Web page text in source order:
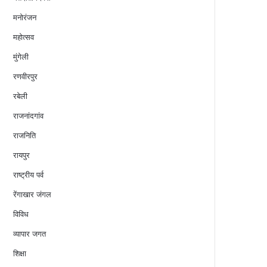
मनोरंजन
महोत्सव
मुंगेली
रणवीरपुर
रबेली
राजनांदगांव
राजनिति
रायपुर
राष्ट्रीय पर्व
रेंगाखार जंगल
विविध
व्यापार जगत
शिक्षा